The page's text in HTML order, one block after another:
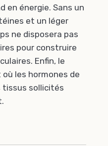
en énergie. Sans un
et un léger
ne disposera pas
pour construire
Enfin, le
les hormones de
tissus sollicités